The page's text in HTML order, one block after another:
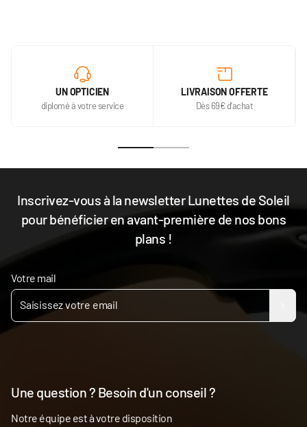
UN OPTICIEN
diplomé à votre service
LIVRAISON OFFERTE
Dès 69€ d'achat
Inscrivez-vous à la newsletter Lunettes de Soleil
pour bénéficier en avant-première de nos bons
plans !
Votre mail
Une question ? Besoin d'un conseil ?
Notre équipe est à votre disposition